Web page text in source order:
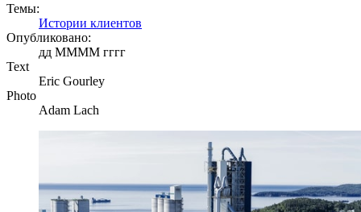
Темы:
Истории клиентов
Опубликовано:
дд ММММ гггг
Text
Eric Gourley
Photo
Adam Lach